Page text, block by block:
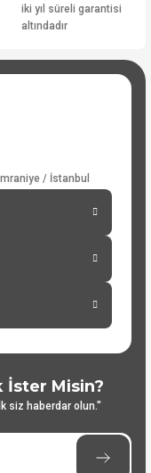
iki yıl süreli garantisi
altındadır
/ İstanbul
İster Misin?
siz haberdar olun."